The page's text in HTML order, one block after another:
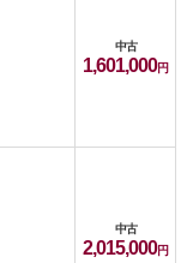
中古
1,601,000
中古
2,015,000